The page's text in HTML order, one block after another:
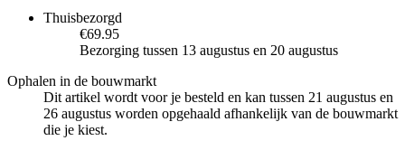
Thuisbezorgd
€69.95
Bezorging tussen 13 augustus en 20 augustus
Ophalen in de bouwmarkt
Dit artikel wordt voor je besteld en kan tussen 21 augustus en
26 augustus worden opgehaald afhankelijk van de bouwmarkt
die je kiest.